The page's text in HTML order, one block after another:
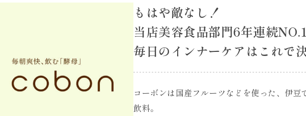
もはや敵なし！
当店美容食品部門6年連続NO.1
毎日のインナーケアはこれで
コーボンは国産フルーツなどを使った、伊
飲料。